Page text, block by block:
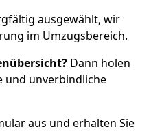
ausgewählt, wir
im Umzugsbereich.
Dann holen
und unverbindliche
aus und erhalten Sie